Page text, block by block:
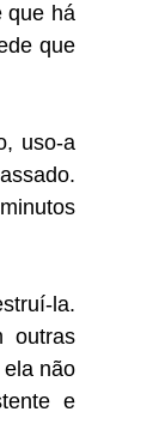
que há
que
uso-a
la.
outras
não
e